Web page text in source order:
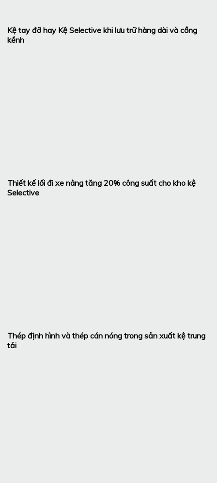
Kệ tay đỡ hay Kệ Selective khi lưu trữ hàng dài và cồng
kềnh
Thiết kế lối đi xe nâng tăng 20% công suất cho kho kệ
Selective
Thép định hình và thép cán nóng trong sản xuất kệ trung
tải